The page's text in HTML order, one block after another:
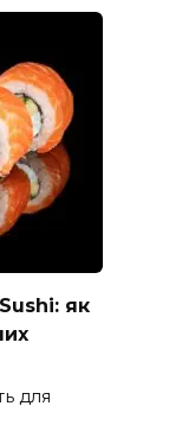
як
для